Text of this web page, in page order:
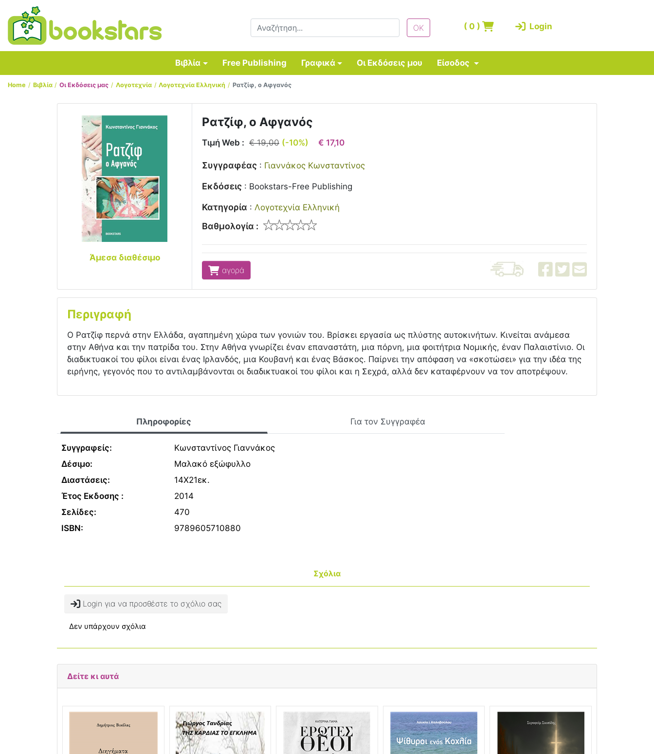
(0 ) Login
Βιβλία Free Publishing Γραφικά Οι Εκδόσεις μου Είσοδος
Home Βιβλία Οι Εκδόσεις μας Λογοτεχνία Λογοτεχνία Ελληνική Ρατζίφ, ο Αφγανός
Άμεσα διαθέσιμο
Ρατζίφ, ο Αφγανός
Τιμή Web : € 19,00 (-10%) € 17,10
Συγγραφέας : Γιαννάκος Κωνσταντίνος
Εκδόσεις : Bookstars-Free Publishing
Κατηγορία : Λογοτεχνία Ελληνική
Βαθμολογία :
αγορά
Περιγραφή
Ο Ρατζίφ περνά στην Ελλάδα, αγαπημένη χώρα των γονιών του. Βρίσκει εργασία ως πλύστης αυτοκινήτων. Κινείται ανάμεσα
στην Αθήνα και την πατρίδα του. Στην Αθήνα γνωρίζει έναν επαναστάτη, μια πόρνη, μια φοιτήτρια Νομικής, έναν Παλαιστίνιο. Οι
διαδικτυακοί του φίλοι είναι ένας Ιρλανδός, μια Κουβανή και ένας Βάσκος. Παίρνει την απόφαση να «σκοτώσει» για την ιδέα της
ειρήνης, γεγονός που το αντιλαμβάνονται οι διαδικτυακοί του φίλοι και η Σεχρά, αλλά δεν καταφέρνουν να τον αποτρέψουν.
Πληροφορίες Για τον Συγγραφέα
Συγγραφείς:
Κωνσταντίνος Γιαννάκος
Δέσιμο:
Μαλακό εξώφυλλο
Διαστάσεις:
14Χ21εκ.
Έτος Εκδοσης :
2014
Σελίδες:
470
ISBN:
9789605710880
Σχόλια
Login για να προσθέστε το σχόλιο σας
Δεν υπάρχουν σχόλια
Δείτε κι αυτά